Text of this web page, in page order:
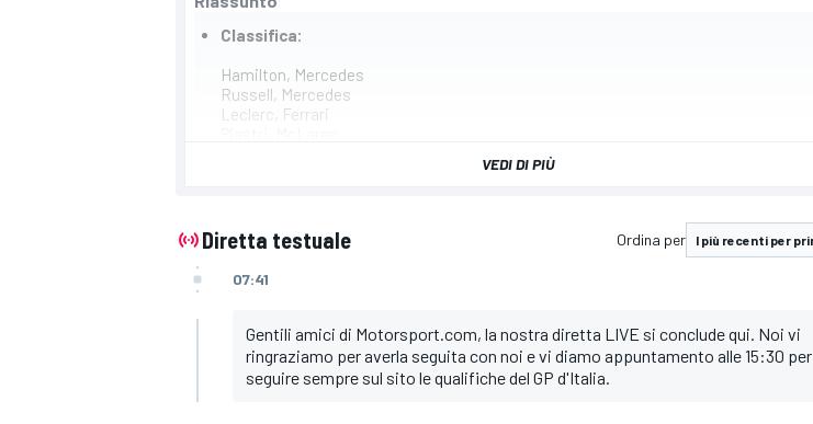
Classifica:
Hamilton, Mercedes
Russell, Mercedes
Leclerc, Ferrari
Colapinto, Williams
Alonso, Aston Martin
VEDI DI PIÙ
Diretta testuale Ordina per
07:41
Gentili amici di Motorsport.com, la nostra diretta LIVE si conclude qui. Noi vi
ringraziamo per averla seguita con noi e vi diamo appuntamento alle 15:30 per
seguire sempre sul sito le qualifiche del GP d'Italia.